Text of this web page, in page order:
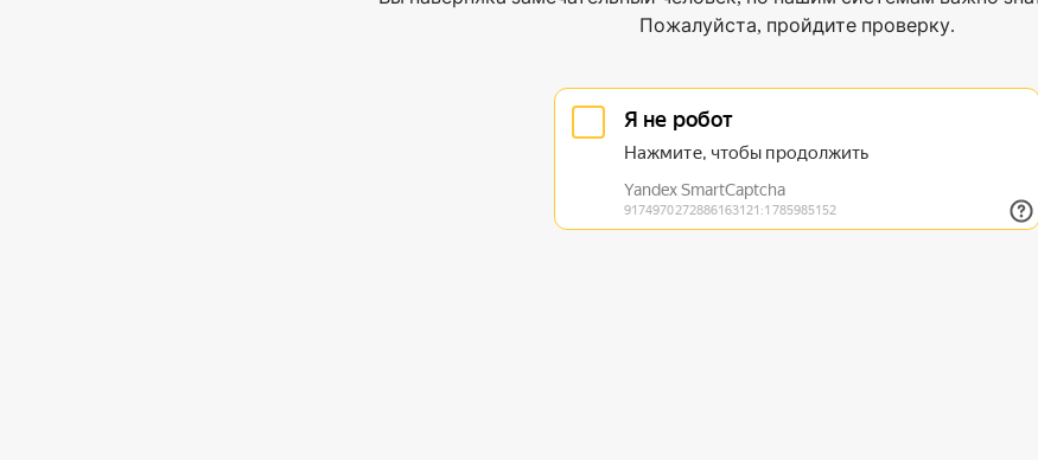
Пожалуйста, пройдите проверку.